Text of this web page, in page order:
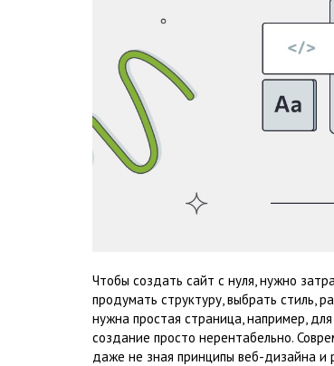
Чтобы создать сайт с нуля, нужно
продумать структуру, выбрать стиль,
нужна простая страница, например,
создание просто нерентабельно.
даже не зная принципы веб-дизайна и